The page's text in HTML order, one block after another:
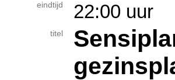
eindtijd 22:00 uur
titel